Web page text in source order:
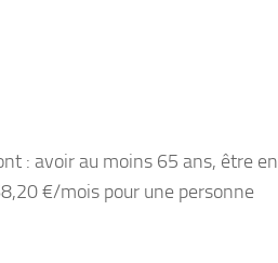
: avoir au moins 65 ans, être en
€/mois pour une personne